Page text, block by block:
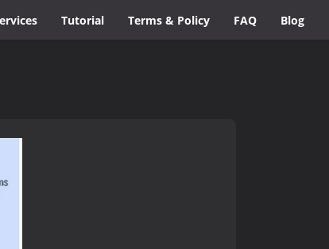
Tutorial Terms & Policy FAQ Blog